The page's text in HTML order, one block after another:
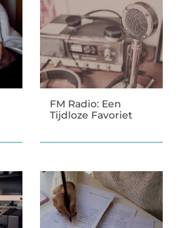
FM Radio: Een
Tijdloze Favoriet